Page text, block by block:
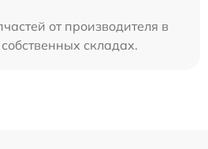
от производителя в
складах.